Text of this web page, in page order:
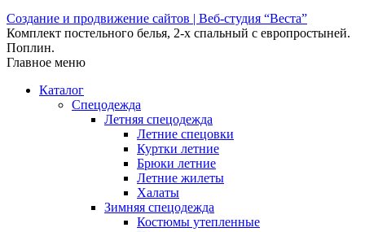
Создание и продвижение сайтов | Веб-студия “Веста”
Комплект постельного белья, 2-x спальный с европростыней.
Поплин.
Главное меню
Каталог
Спецодежда
Летняя спецодежда
Летние спецовки
Куртки летние
Брюки летние
Летние жилеты
Халаты
Зимняя спецодежда
Костюмы утепленные